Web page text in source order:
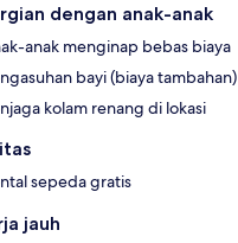
dengan anak-anak
anak menginap bebas biaya
bayi (biaya tambahan)
kolam renang di lokasi
sepeda gratis
jauh